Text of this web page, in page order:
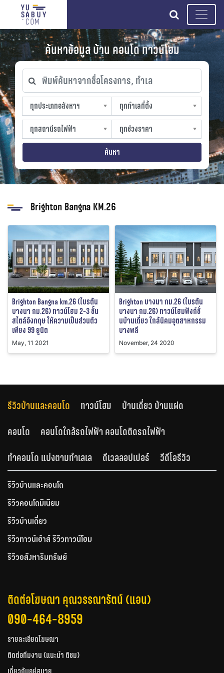
search
ค้นหาข้อมูล บ้าน คอนโด ทาวน์โฮม
พิมพ์ค้นหาจากชื่อโครงการ, ทำเล
ทุกประเภทอสังหาฯ
ทุกประเภทอสังหาฯ
sproperty
ทุกทำเลที่ตั้ง
ทุกทำเลที่ตั้ง
slocation
ทุกสถานีรถไฟฟ้า
ทุกสถานีรถไฟฟ้า
strain-station
ทุกช่วงราคา
ทุกช่วงราคา
sprice
ค้นหา
Brighton Bangna KM.26
Brighton Bangna km.26 (ไบรตัน
บางนา กม.26) ทาวน์โฮม 2-3 ชั้น
สไตล์อังกฤษ ให้ความเป็นส่วนตัว
เพียง 99 ยูนิต
May, 11 2021
Brighton บางนา กม.26 (ไบรตัน
บางนา กม.26) ทาวน์โฮมฟังก์ชั่
นบ้านเดี่ยว ใกล้นิคมอุตสาหกรรม
บางพลี
November, 24 2020
รีวิวบ้านและคอนโด ทาวน์โฮม
บ้านเดี่ยว บ้านแฝด
คอนโด
คอนโดใกล้รถไฟฟ้า คอนโดติดรถไฟฟ้า
ทำคอนโด แบ่งตามทำเลเล
ดีเวลลอปเปอร์ วีดีโอรีวิว
รีวิวบ้านและคอนโด
รีวิวคอนโดมิเนียม
รีวิวบ้านเดี่ยว
รีวิวทาวน์เฮ้าส์ รีวิวทาวน์โฮม
รีวิวอสังหาริมทรัพย์
ติดต่อโฆษณา คุณวรรณารัตน์ (แอน)
090-464-8959
รายละเอียดโฆษณา
ติดต่อทีมงาน (แนะนำ ติชม)